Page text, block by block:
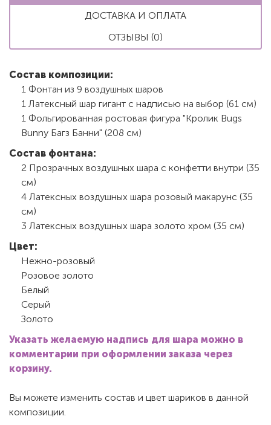
ДОСТАВКА И ОПЛАТА
ОТЗЫВЫ (0)
Состав композиции:
1 Фонтан из 9 воздушных шаров
1 Латексный шар гигант с надписью на выбор (61 см)
1 Фольгированная ростовая фигура "Кролик Bugs
Bunny Багз Банни" (208 см)
Состав фонтана:
2 Прозрачных воздушных шара с конфетти внутри (35
см)
4 Латексных воздушных шара розовый макарунс (35
см)
3 Латексных воздушных шара золото хром (35 см)
Цвет:
Нежно-розовый
Розовое золото
Белый
Серый
Золото
Указать желаемую надпись для шара можно в
комментарии при оформлении заказа через
корзину.
Вы можете изменить состав и цвет шариков в данной
композиции.